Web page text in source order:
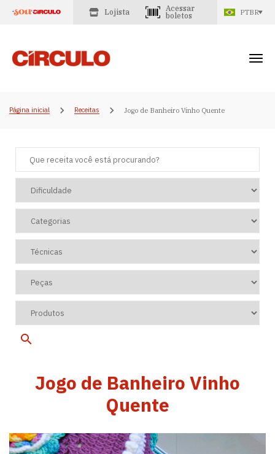
Lojista
Acessar
boletos
PTBR
Página inicial Receitas Jogo de Banheiro Vinho Quente
Jogo de Banheiro Vinho
Quente